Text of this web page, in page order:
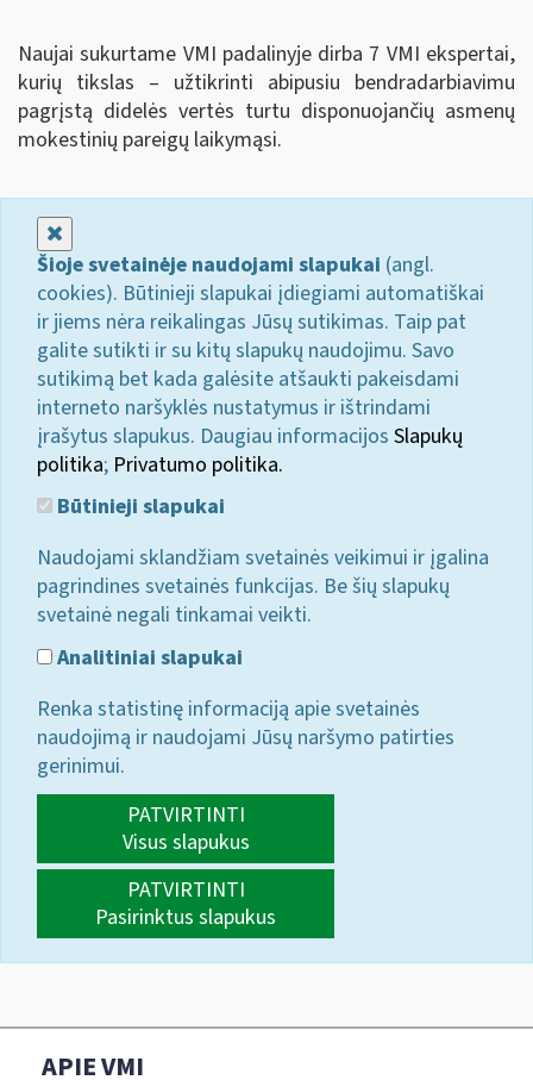
Naujai sukurtame VMI padalinyje dirba 7 VMI ekspertai,
kurių tikslas – užtikrinti abipusiu bendradarbiavimu
pagrįstą didelės vertės turtu disponuojančių asmenų
mokestinių pareigų laikymąsi.
Šioje svetainėje naudojami slapukai (angl.
cookies). Būtinieji slapukai įdiegiami automatiškai
ir jiems nėra reikalingas Jūsų sutikimas. Taip pat
galite sutikti ir su kitų slapukų naudojimu. Savo
sutikimą bet kada galėsite atšaukti pakeisdami
interneto naršyklės nustatymus ir ištrindami
įrašytus slapukus. Daugiau informacijos Slapukų
politika; Privatumo politika.
Būtinieji slapukai
Naudojami sklandžiam svetainės veikimui ir įgalina
pagrindines svetainės funkcijas. Be šių slapukų
svetainė negali tinkamai veikti.
Analitiniai slapukai
Renka statistinę informaciją apie svetainės
naudojimą ir naudojami Jūsų naršymo patirties
gerinimui.
PATVIRTINTI
Visus slapukus
PATVIRTINTI
Pasirinktus slapukus
APIE VMI